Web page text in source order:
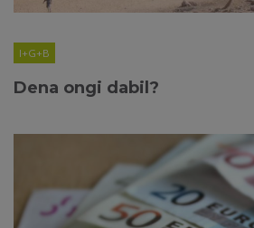
I+G+B
Dena ongi dabil?